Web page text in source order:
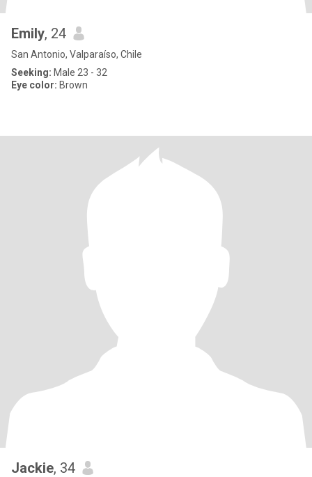
Emily, 24
San Antonio, Valparaíso, Chile
Seeking: Male 23 - 32
Eye color: Brown
Jackie, 34